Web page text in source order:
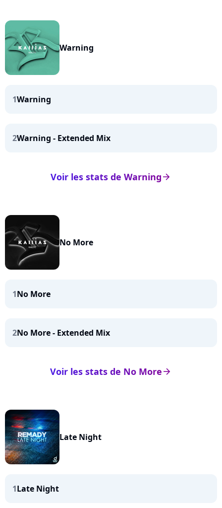
Warning
1Warning
2Warning - Extended Mix
arrow_right
Voir les stats de Warning
No More
1No More
2No More - Extended Mix
arrow_right
Voir les stats de No More
Late Night
1Late Night